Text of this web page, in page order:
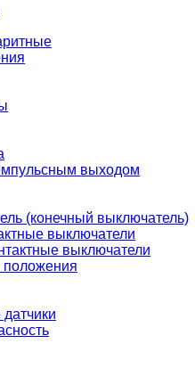
выходом
(конечный выключатель)
выключатели
выключатели
положения